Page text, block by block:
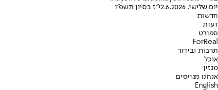
יום שלישי, 2.6.2026
י"ז בסיון תשפ"ו
חדשות
דעות
ספורט
ForReal
תרבות ובידור
אוכל
מגזין
אנחנו מגייסים
English